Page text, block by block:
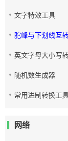
文字特效工具
驼峰与下划线互
英文字母大小写
随机数生成器
常用进制转换工
网络